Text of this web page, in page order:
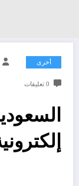
أخرى
0 تعليقات